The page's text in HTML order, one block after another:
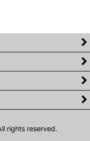
rights reserved.